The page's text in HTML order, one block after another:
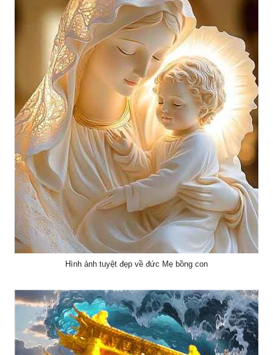
Hình ảnh tuyệt đẹp về đức Mẹ bồng con